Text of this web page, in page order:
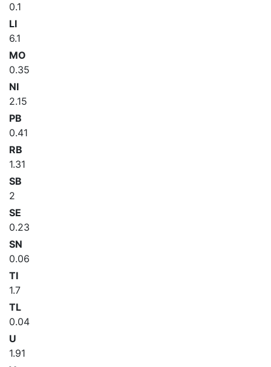
0.1
LI
6.1
MO
0.35
NI
2.15
PB
0.41
RB
1.31
SB
2
SE
0.23
SN
0.06
TI
1.7
TL
0.04
U
1.91